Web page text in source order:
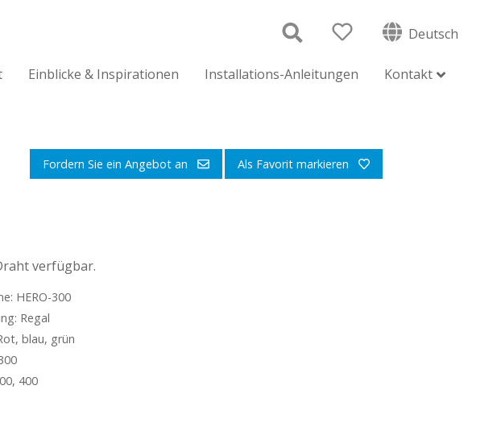
Deutsch
Einblicke & Inspirationen Installations-Anleitungen Kontakt
Fordern Sie ein Angebot an Als Favorit markieren
verfügbar.
HERO-300
Regal
blau, grün
400